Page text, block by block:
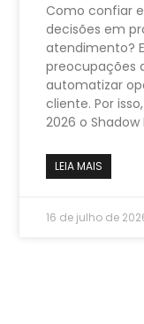
Como confiar
decisões em
atendimento?
preocupações
automatizar
cliente. Por
2026 o
LEIA MAIS
16 de julho de